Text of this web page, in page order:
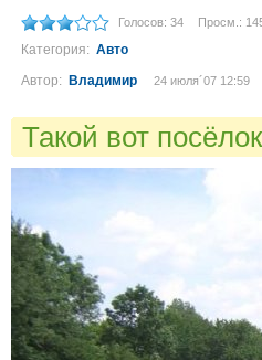
Голосов: 34 Просм.:
Категория: Авто
Автор: Владимир 24 июля´07 12:59
Такой вот посёлок